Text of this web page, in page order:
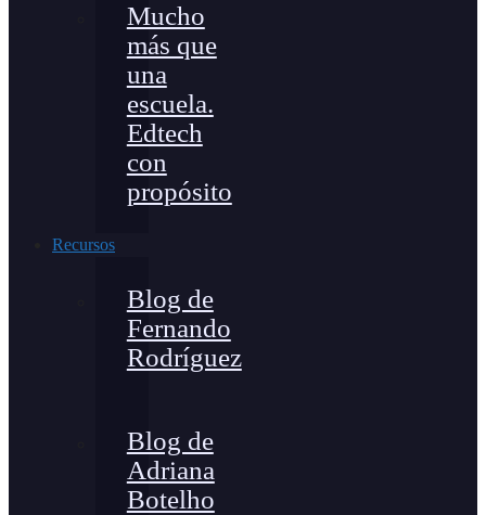
Mucho
más que
una
escuela.
Edtech
con
propósito
Recursos
Blog de
Fernando
Rodríguez
Blog de
Adriana
Botelho